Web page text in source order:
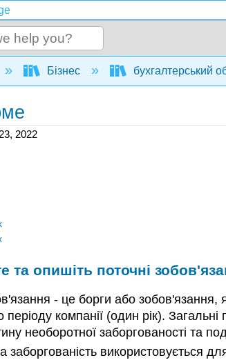
global hierarchy
Бізнес бухгалтерський
2022
та опишіть поточні
- це борги або зобов'язання,
періоду компанії (один рік).
необоротної заборгованості та
заборгованість використовується